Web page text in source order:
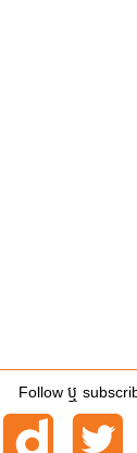
Follow ឬ